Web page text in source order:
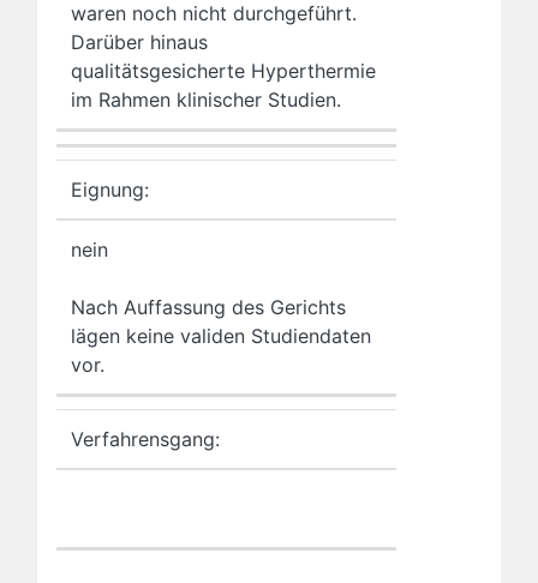
waren noch nicht durchgeführt.
Darüber hinaus
qualitätsgesicherte Hyperthermie
im Rahmen klinischer Studien.
Eignung:
nein
Nach Auffassung des Gerichts
lägen keine validen Studiendaten
vor.
Verfahrensgang: